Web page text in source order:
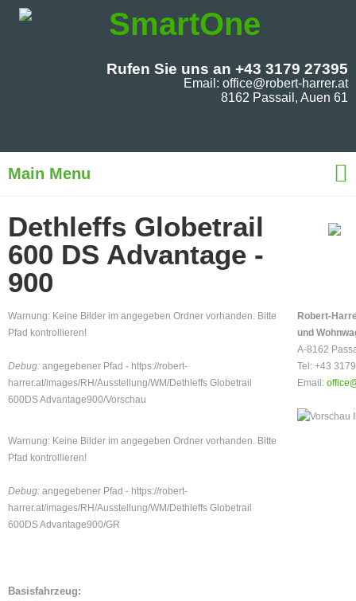
Rufen Sie uns an +43 3179 27395
Email: office@robert-harrer.at
8162 Passail, Auen 61
Main Menu
Dethleffs Globetrail
600 DS Advantage -
900
Warnung: Keine Bilder im angegeben Ordner vorhanden. Bitte
Pfad kontrollieren!
Debug: angegebener Pfad - https://robert-
harrer.at/images/RH/Ausstellung/WM/Dethleffs Globetrail
600DS Advantage900/Vorschau
Warnung: Keine Bilder im angegeben Ordner vorhanden. Bitte
Pfad kontrollieren!
Debug: angegebener Pfad - https://robert-
harrer.at/images/RH/Ausstellung/WM/Dethleffs Globetrail
600DS Advantage900/GR
Robert-
und
A-8162
Tel: +43
Email:
Basisfahrzeug: